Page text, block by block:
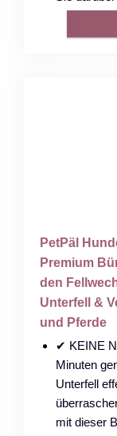
PetPäl
Premium
den
Unterfell &
und Pferde
✔ KEINE
Minuten
Unterfell
mit dieser